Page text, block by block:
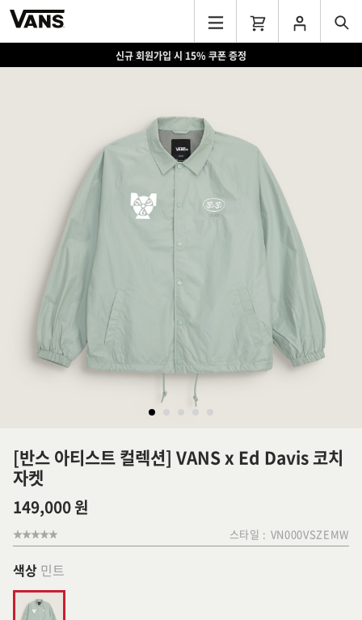
신규 회원가입 시 15% 쿠폰 증정
[반스 아티스트 컬렉션] VANS x Ed Davis 코치
자켓
149,000 원
스타일 : VN000VSZEMW
색상 민트